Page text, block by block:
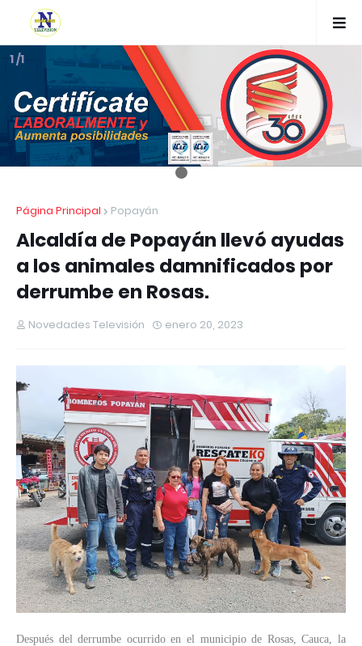
1 /1
Página Principal Popayán
Alcaldía de Popayán llevó ayudas
a los animales damnificados por
derrumbe en Rosas.
Novedades Televisión enero 20, 2023
Después del derrumbe ocurrido en el municipio de Rosas, Cauca, la